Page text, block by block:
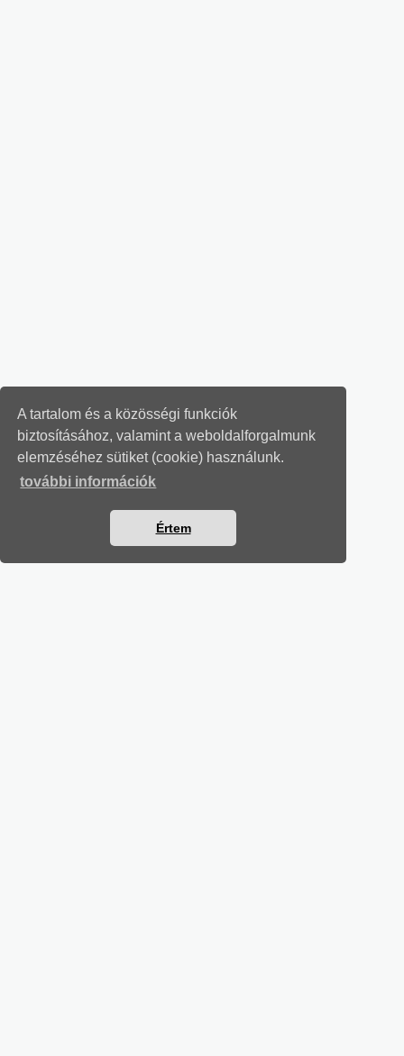
A tartalom és a közösségi funkciók
biztosításához, valamint a weboldalforgalmunk
elemzéséhez sütiket (cookie) használunk.
további információk
Értem